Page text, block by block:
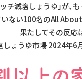
チ減塩しょうゆ」が
ない100名のAll
果たしてその反応
しょうゆ市場 2024年